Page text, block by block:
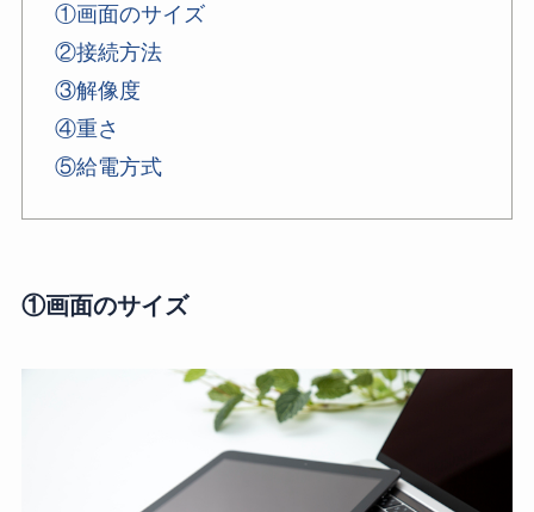
①画面のサイズ
②接続方法
③解像度
④重さ
⑤給電方式
①画面のサイズ